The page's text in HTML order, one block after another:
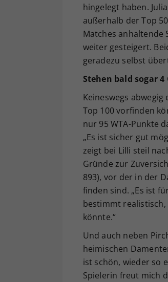
hingelegt haben.
außerhalb der Top
Matches anhaltende
weiter gesteigert.
geradezu selbst
Stehen bald sogar
Keineswegs
Top 100 vorfinden
nur 95 WTA-Punkte
„Es ist sicher gut
zeigt bei Lilli steil
Gründe zur
893), vor der in der
finden sind. „Es ist
bestimmt realistisch,
könnte.“
Und auch neben
heimischen
ist schön, wieder so
Spielerin freut mich